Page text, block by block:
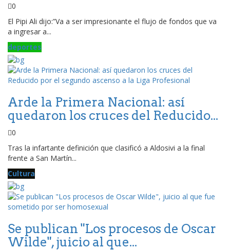
0
El Pipi Ali dijo:”Va a ser impresionante el flujo de fondos que va
a ingresar a...
deportes
Arde la Primera Nacional: así
quedaron los cruces del Reducido...
0
Tras la infartante definición que clasificó a Aldosivi a la final
frente a San Martín...
Cultura
Se publican "Los procesos de Oscar
Wilde", juicio al que...